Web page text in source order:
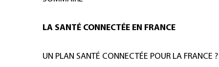
LA SANTÉ CONNECTÉE EN FRANCE
UN PLAN SANTÉ CONNECTÉE POUR LA FRANCE ?